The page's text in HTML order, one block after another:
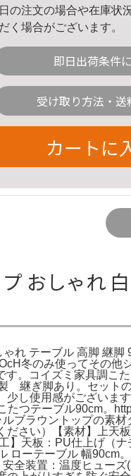
の注文の場合や在庫状
く場合がございます。
即日出荷条件
受け取り方法・送
カートに
おしゃれ
れ テーブル 高脚 継
冬のみ使ってその他
。コイズミ家具調こ
ぎ脚あり。セットの
し使用感がございま
つテーブル90cm。
ブラウントップの素
さい）【素材】上天
天板：PU仕上げ（ナ
ローテーブル 幅90cm
全装置：温度ヒュー